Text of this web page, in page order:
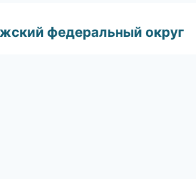
федеральный округ